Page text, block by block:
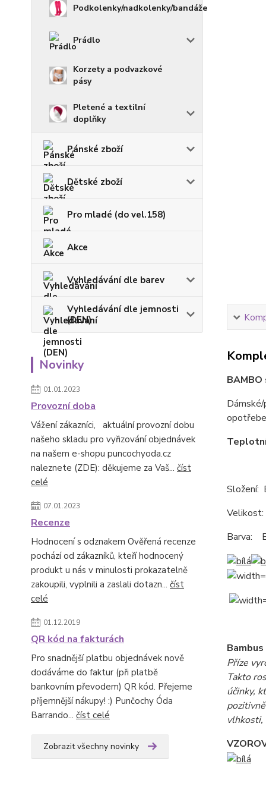
Podkolenky/nadkolenky/bandáže
Prádlo
Korzety a podvazkové
pásy
Pletené a textilní
doplňky
Pánské zboží
Dětské zboží
Pro mladé (do vel.158)
Akce
Vyhledávání dle barev
Vyhledávání dle jemnosti
(DEN)
Novinky
01.01.2023
Provozní doba
Vážení zákazníci, aktuální provozní dobu
našeho skladu pro vyřizování objednávek
na našem e-shopu puncochyoda.cz
naleznete (ZDE): děkujeme za Vaš... číst
celé
07.01.2023
Recenze
Hodnocení s odznakem Ověřená recenze
pochází od zákazníků, kteří hodnocený
produkt u nás v minulosti prokazatelně
zakoupili, vyplnili a zaslali dotazn... číst
celé
01.12.2019
QR kód na fakturách
Pro snadnější platbu objednávek nově
dodáváme do faktur (při platbě
bankovním převodem) QR kód. Přejeme
příjemnější nákupy! :) Punčochy Óda
Barrando... číst celé
Zobrazit všechny novinky
T
Složení:
Barva:
Bambus
Příze
Takto
účinky,
vlhkosti,